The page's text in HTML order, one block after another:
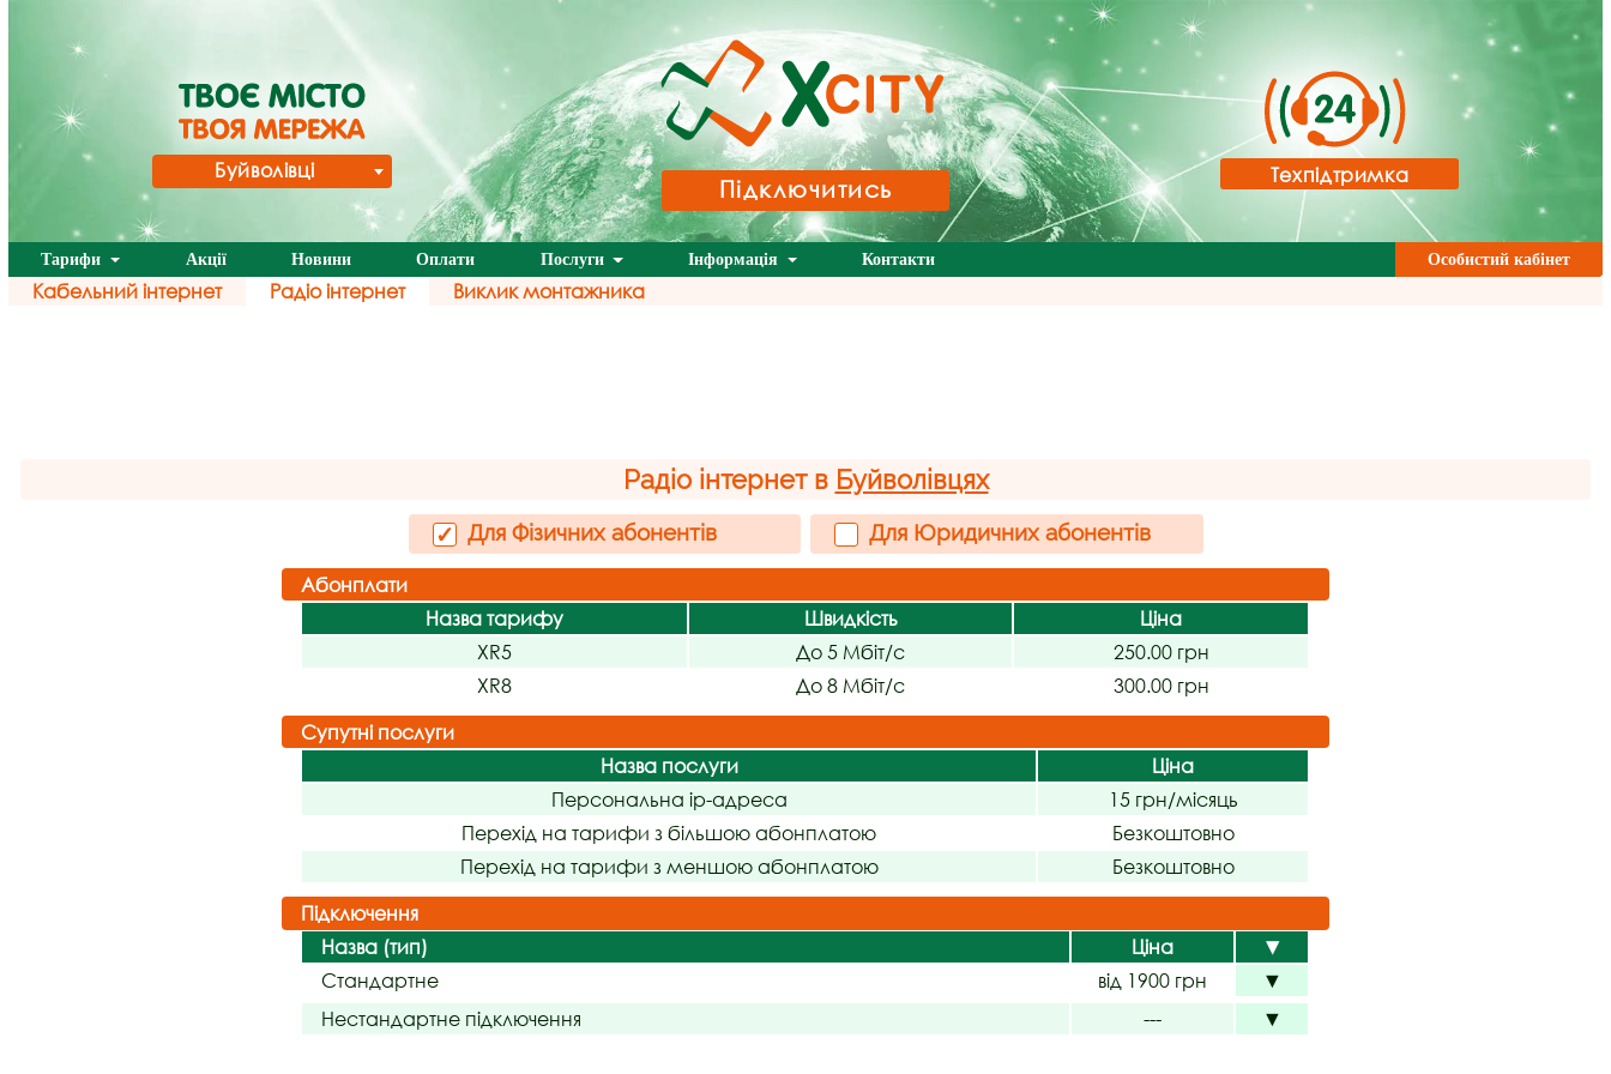
Підключитись
Буйволівці Техпідтримка
Тарифи Акції Новини Оплати Послуги Інформація Контакти Особистий кабінет
Кабельний інтернет Радіо інтернет Виклик монтажника
Радіо інтернет в Буйволівцях
✓ Для Фізичних абонентів Для Юридичних абонентів
Абонплати
Назва тарифу
Швидкість
Ціна
XR5
До 5 Мбіт/с
250.00 грн
XR8
До 8 Мбіт/с
300.00 грн
Супутні послуги
Назва послуги
Ціна
Персональна ip-адреса
15 грн/місяць
Перехід на тарифи з більшою абонплатою
Безкоштовно
Перехід на тарифи з меншою абонплатою
Безкоштовно
Підключення
Назва (тип)
Ціна ▼
Стандартне від 1900 грн ▼
Нестандартне підключення --- ▼